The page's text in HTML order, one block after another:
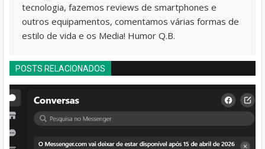
tecnologia, fazemos reviews de smartphones e
outros equipamentos, comentamos várias formas de
estilo de vida e os Media! Humor Q.B.
POSTS RELACIONADOS